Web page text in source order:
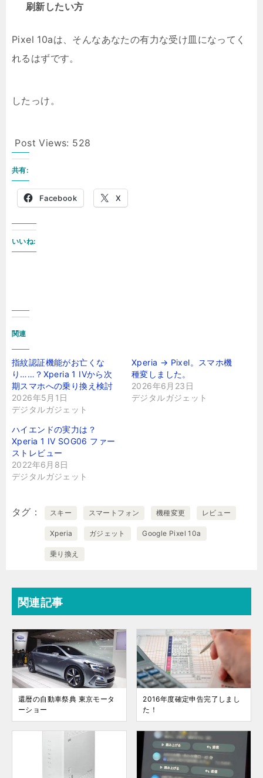
刷新したい方
Pixel 10aは、そんなあなたの有力な受け皿になってく
れるはずです。
したっけ。
Post Views: 528
共有:
Facebook X
いいね:
関連
指紋認証機能がお亡くな
り……？Xperia 1 IVから次
期スマホへの乗り換え検討
2026年5月1日
デジタルガジェット
Xperia → Pixel。スマホ機
種変しました。
2026年6月23日
デジタルガジェット
ハイエンドの実力は？
Xperia 1 IV SOG06 ファー
ストレビュー
2022年6月8日
デジタルガジェット
タグ スキー スマートフォン 機種変更 レビュー
Xperia ガジェット Google Pixel 10a
乗り換え
関連記事
還暦の自動車祭典 東京モータ
ーショー
2016年度確定申告完了しまし
た！